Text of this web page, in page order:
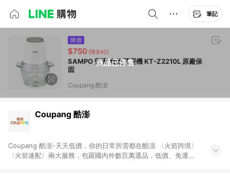
筆記
商品已停售
降價
$750 (降$40)
SAMPO 聲寶 食物調理機 KT-Z2210L 原廠保
固
Coupang 酷澎
Coupang 酷澎
Coupang 酷澎-天天低價，你的日常所需都在酷澎 〈火箭跨境〉
〈火箭速配〉兩大服務，包羅國內外數百萬選品，低價、免運，